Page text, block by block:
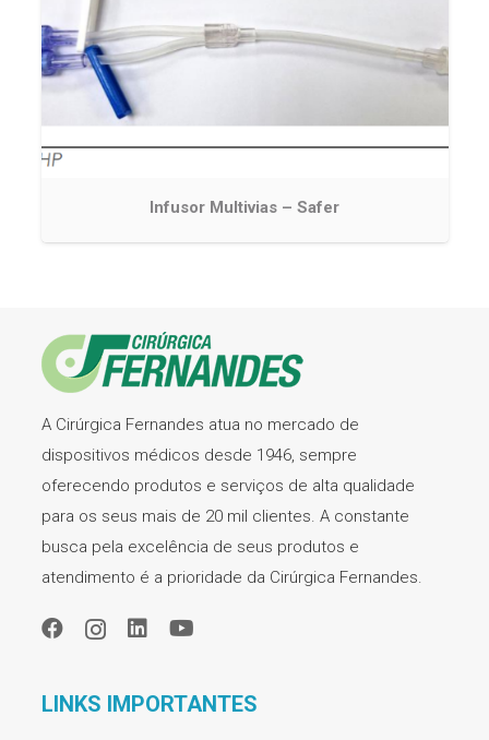
Infusor Multivias – Safer
A Cirúrgica Fernandes atua no mercado de
dispositivos médicos desde 1946, sempre
oferecendo produtos e serviços de alta qualidade
para os seus mais de 20 mil clientes. A constante
busca pela excelência de seus produtos e
atendimento é a prioridade da Cirúrgica Fernandes.
LINKS IMPORTANTES